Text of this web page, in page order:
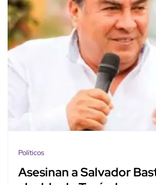
Políticos
Asesinan a Salvador